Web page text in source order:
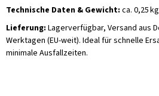
Technische Daten & Gewicht: ca. 0,25
Lieferung: Lagerverfügbar, Versand aus
Werktagen (EU-weit). Ideal für schnelle
minimale Ausfallzeiten.